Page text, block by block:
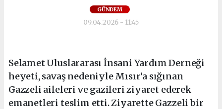
GÜNDEM
09.04.2026 - 11:45
Selamet Uluslararası İnsani Yardım Derneği
heyeti, savaş nedeniyle Mısır’a sığınan
Gazzeli aileleri ve gazileri ziyaret ederek
emanetleri teslim etti. Ziyarette Gazzeli bir